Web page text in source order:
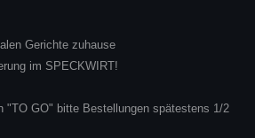
Gerichte zuhause
im SPECKWIRT!
"TO GO" bitte Bestellungen spätestens 1/2